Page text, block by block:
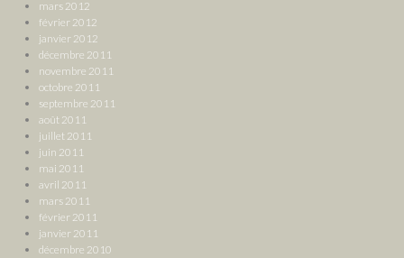
mars 2012
février 2012
janvier 2012
décembre 2011
novembre 2011
octobre 2011
septembre 2011
août 2011
juillet 2011
juin 2011
mai 2011
avril 2011
mars 2011
février 2011
janvier 2011
décembre 2010